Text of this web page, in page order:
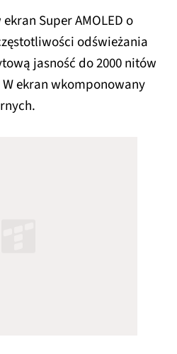
Super AMOLED o
odświeżania
jasność do 2000 nitów
W ekran wkomponowany